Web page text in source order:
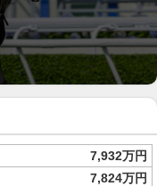
7,932万円
7,824万円